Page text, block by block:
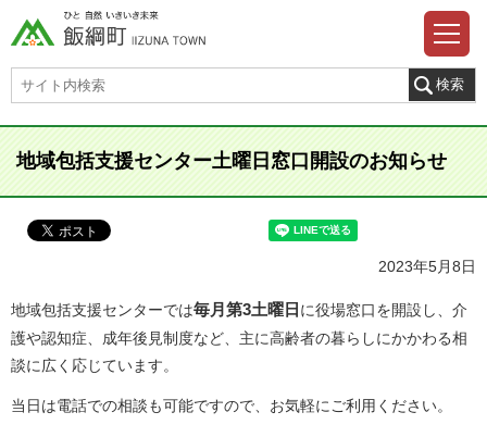
地域包括支援センター土曜日窓口開設のお知らせ
2023年5月8日
地域包括支援センターでは毎月第3土曜日 に役場窓口を開設し、介
護や認知症、成年後見制度など、主に高齢者の暮らしにかかわる相
談に広く応じています。
当日は電話での相談も可能ですので、お気軽にご利用ください。